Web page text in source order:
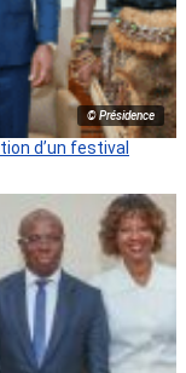
© Présidence
d’un festival